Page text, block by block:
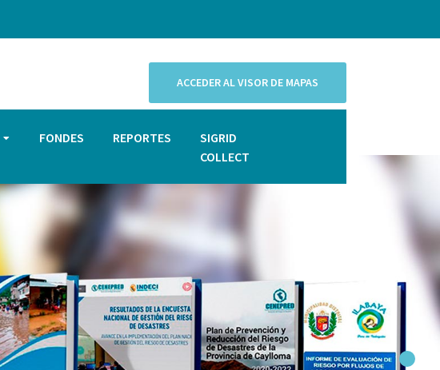
ACCEDER AL VISOR DE MAPAS
FONDES REPORTES
SIGRID
COLLECT